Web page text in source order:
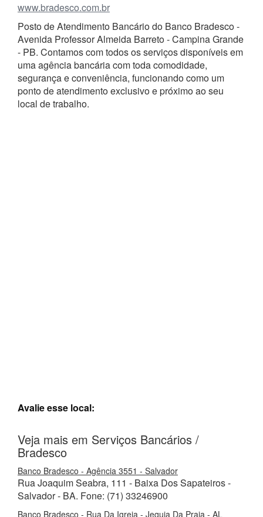
www.bradesco.com.br
Posto de Atendimento Bancário do Banco Bradesco -
Avenida Professor Almeida Barreto - Campina Grande
- PB. Contamos com todos os serviços disponíveis em
uma agência bancária com toda comodidade,
segurança e conveniência, funcionando como um
ponto de atendimento exclusivo e próximo ao seu
local de trabalho.
Avalie esse local:
Veja mais em Serviços Bancários /
Bradesco
Banco Bradesco - Agência 3551 - Salvador
Rua Joaquim Seabra, 111 - Baixa Dos Sapateiros -
Salvador - BA. Fone: (71) 33246900
Banco Bradesco - Rua Da Igreja - Jequia Da Praia - AL